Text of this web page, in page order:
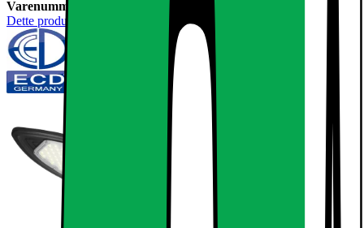
Varenummer:
Dette produkt er endnu ikke blevet bedømt.